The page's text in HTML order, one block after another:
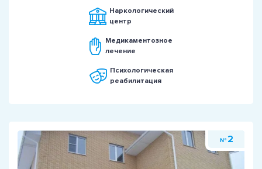
Наркологический
центр
Медикаментозное
лечение
Психологическая
реабилитация
№ 2